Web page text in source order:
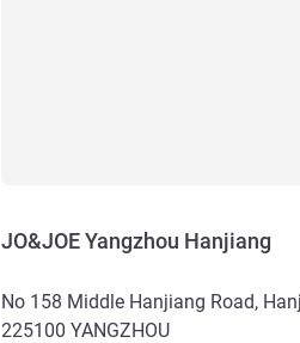
JO&JOE Yangzhou Hanjiang
No 158 Middle Hanjiang Road,
225100 YANGZHOU